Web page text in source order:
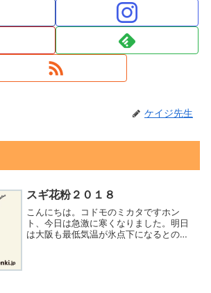
ケイジ先生
スギ花粉２０１８
こんにちは。コドモのミカタですホン
ト、今日は急激に寒くなりました。明日
は大阪も最低気温が氷点下になるとのこ